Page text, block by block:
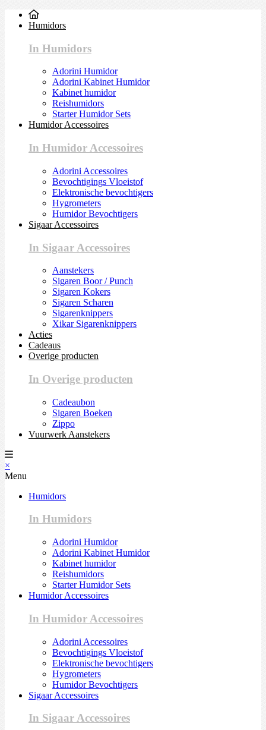
Humidors
In Humidors
Adorini Humidor
Adorini Kabinet Humidor
Kabinet humidor
Reishumidors
Starter Humidor Sets
Humidor Accessoires
In Humidor Accessoires
Adorini Accessoires
Bevochtigings Vloeistof
Elektronische bevochtigers
Hygrometers
Humidor Bevochtigers
Sigaar Accessoires
In Sigaar Accessoires
Aanstekers
Sigaren Boor / Punch
Sigaren Kokers
Sigaren Scharen
Sigarenknippers
Xikar Sigarenknippers
Acties
Cadeaus
Overige producten
In Overige producten
Cadeaubon
Sigaren Boeken
Zippo
Vuurwerk Aanstekers
×
Menu
Humidors
In Humidors
Adorini Humidor
Adorini Kabinet Humidor
Kabinet humidor
Reishumidors
Starter Humidor Sets
Humidor Accessoires
In Humidor Accessoires
Adorini Accessoires
Bevochtigings Vloeistof
Elektronische bevochtigers
Hygrometers
Humidor Bevochtigers
Sigaar Accessoires
In Sigaar Accessoires